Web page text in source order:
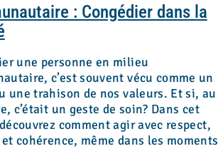
: Congédier dans la
une personne en milieu
c’est souvent vécu comme un
une trahison de nos valeurs. Et si, au
c’était un geste de soin? Dans cet
comment agir avec respect,
cohérence, même dans les moments